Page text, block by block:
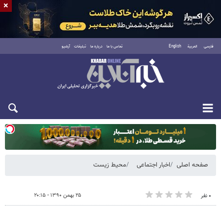
فارسی العربية English تماس با ما درباره ما تبلیغات آرشیو
یکشنبه ۱۸ مرداد ۱۴۰۵
صفحه اصلی اخبار اجتماعی محیط زیست
۰ نفر ۲۵ بهمن ۱۳۹۰ - ۲۰:۱۵
×